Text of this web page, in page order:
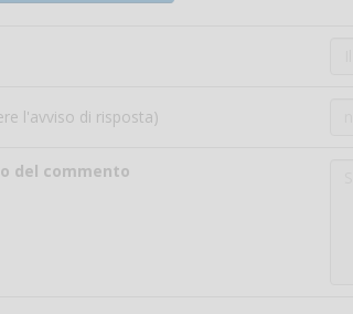
l'avviso di risposta)
del commento